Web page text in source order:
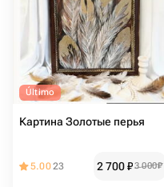
Último
Картина Золотые перья
5.0023 2 700₽3 000₽